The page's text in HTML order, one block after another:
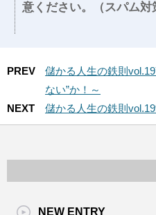
意ください。（スパム対
PREV
儲かる人生の鉄則
ない”か！～
NEXT
儲かる人生の鉄則
NEW ENTRY